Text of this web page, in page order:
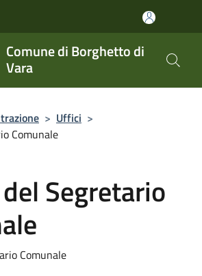
Comune di Borghetto di
Vara
> Uffici >
Comunale
Segretario
Comunale